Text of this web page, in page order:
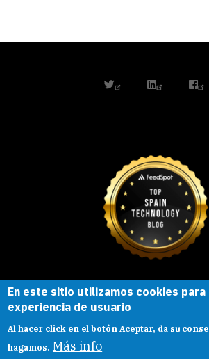
twitterlinkedin
Esta obra está bajo
Creative Commons
CompartirIgual |
En este sitio utilizamos cookies
experiencia de usuario
Al hacer click en el botón Aceptar, da su
hagamos. Más info